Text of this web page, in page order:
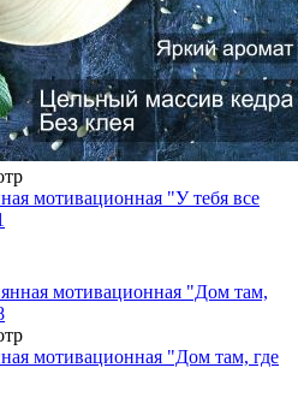
мотивационная "У тебя все
мотивационная "Дом там, где